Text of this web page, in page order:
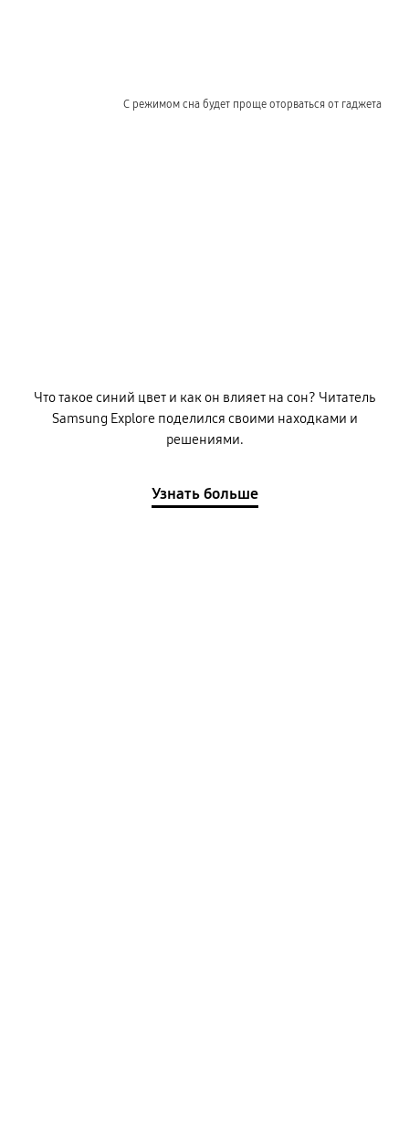
С режимом сна будет проще оторваться от гаджета
Что такое синий цвет и как он влияет на сон? Читатель
Samsung Explore поделился своими находками и
решениями.
Узнать больше